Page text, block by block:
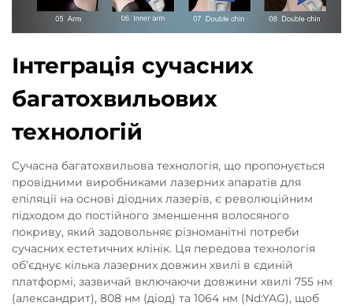
Інтеграція сучасних
багатохвильових
технологій
Сучасна багатохвильова технологія, що пропонується
провідними виробниками лазерних апаратів для
епіляції на основі діодних лазерів, є революційним
підходом до постійного зменшення волосяного
покриву, який задовольняє різноманітні потреби
сучасних естетичних клінік. Ця передова технологія
об’єднує кілька лазерних довжин хвилі в єдиній
платформі, зазвичай включаючи довжини хвилі 755 нм
(александрит), 808 нм (діод) та 1064 нм (Nd:YAG), щоб